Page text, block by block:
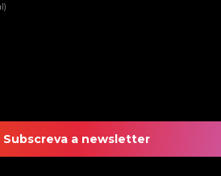
Subscreva a newsletter